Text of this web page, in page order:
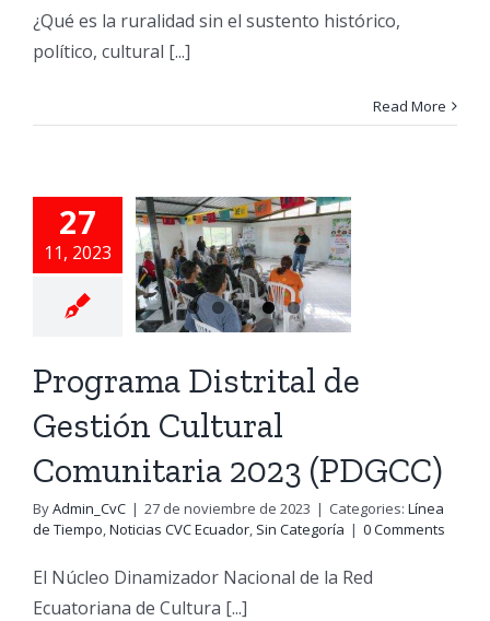
¿Qué es la ruralidad sin el sustento histórico,
político, cultural [...]
Read More
27
11, 2023
Noticias
Ecuador Sin
Programa Distrital de
Gestión Cultural
Comunitaria 2023 (PDGCC)
ByAdmin_CvC | 27 de noviembre de 2023 | Categories: Línea
de Tiempo,Noticias CVC Ecuador, Sin Categoría | 0 Comments
El Núcleo Dinamizador Nacional de la Red
Ecuatoriana de Cultura [...]